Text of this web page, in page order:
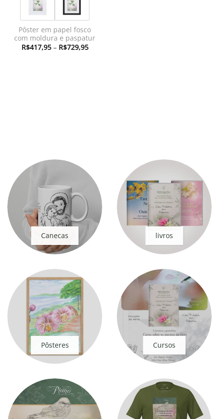
Pôster em papel fosco
com moldura e paspatur
R$417,95 – R$729,95Faixa
de
Canecas livros
Pôsteres Cursos